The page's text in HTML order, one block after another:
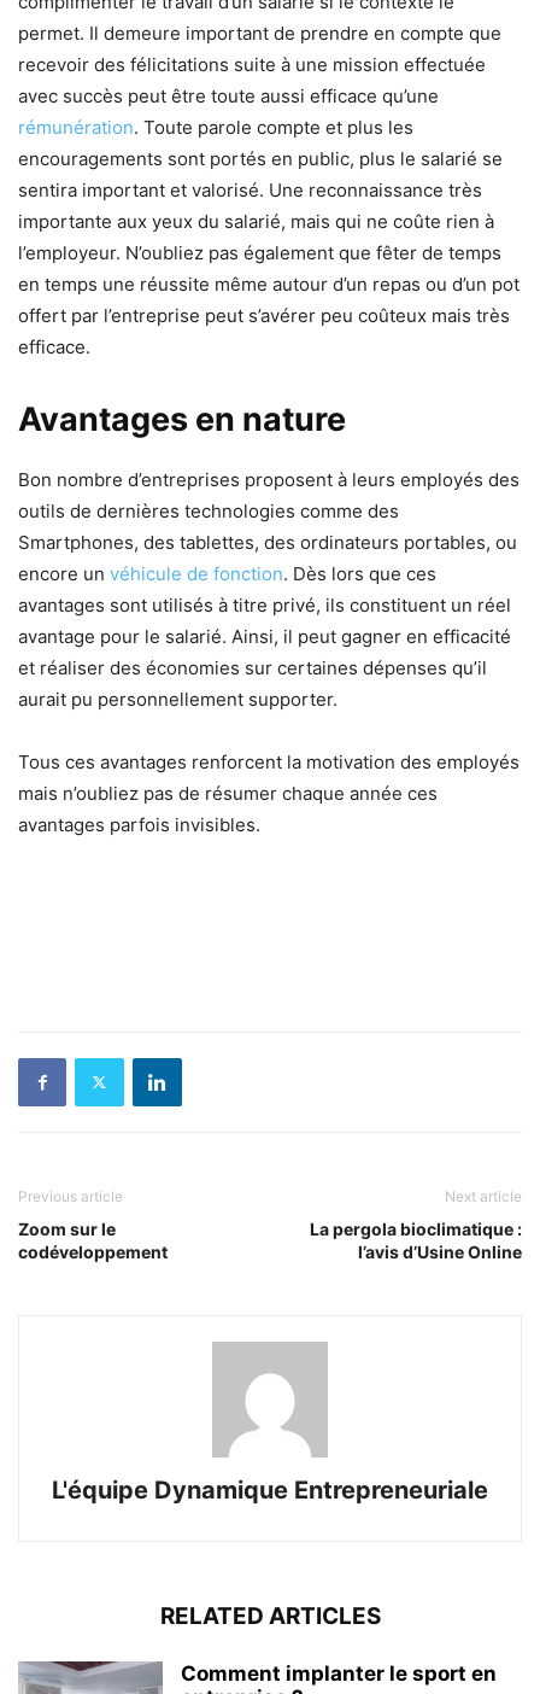
permet. Il demeure important de prendre en compte que
recevoir des félicitations suite à une mission effectuée
avec succès peut être toute aussi efficace qu’une
rémunération. Toute parole compte et plus les
encouragements sont portés en public, plus le salarié se
sentira important et valorisé. Une reconnaissance très
importante aux yeux du salarié, mais qui ne coûte rien à
l’employeur. N’oubliez pas également que fêter de temps
en temps une réussite même autour d’un repas ou d’un pot
offert par l’entreprise peut s’avérer peu coûteux mais très
efficace.
Avantages en nature
Bon nombre d’entreprises proposent à leurs employés des
outils de dernières technologies comme des
Smartphones, des tablettes, des ordinateurs portables, ou
encore un véhicule de fonction. Dès lors que ces
avantages sont utilisés à titre privé, ils constituent un réel
avantage pour le salarié. Ainsi, il peut gagner en efficacité
et réaliser des économies sur certaines dépenses qu’il
aurait pu personnellement supporter.
Tous ces avantages renforcent la motivation des employés
mais n’oubliez pas de résumer chaque année ces
avantages parfois invisibles.
Previous article
Zoom sur le
codéveloppement
Next article
La pergola bioclimatique :
l’avis d’Usine Online
L'équipe Dynamique Entrepreneuriale
RELATED ARTICLES
Comment implanter le sport en